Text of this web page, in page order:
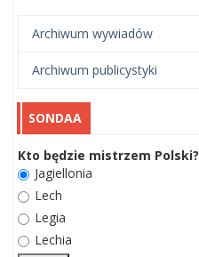
Archiwum wywiadów
Archiwum publicystyki
SONDAA
Kto będzie mistrzem Polski?
Jagiellonia
Lech
Legia
Lechia